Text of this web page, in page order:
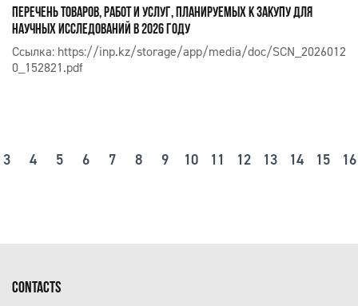
ПЕРЕЧЕНЬ ТОВАРОВ, РАБОТ И УСЛУГ, ПЛАНИРУЕМЫХ К ЗАКУПУ ДЛЯ
НАУЧНЫХ ИССЛЕДОВАНИЙ В 2026 ГОДУ
Ссылка: https://inp.kz/storage/app/media/doc/SCN_2026012
0_152821.pdf
3 4 5 6 7 8 9 10 11 12 13 14 15 16
CONTACTS